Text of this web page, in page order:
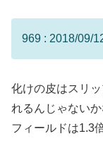
969 : 2018/09/
化けの皮はスリ
れるんじゃない
フィールドは1.3